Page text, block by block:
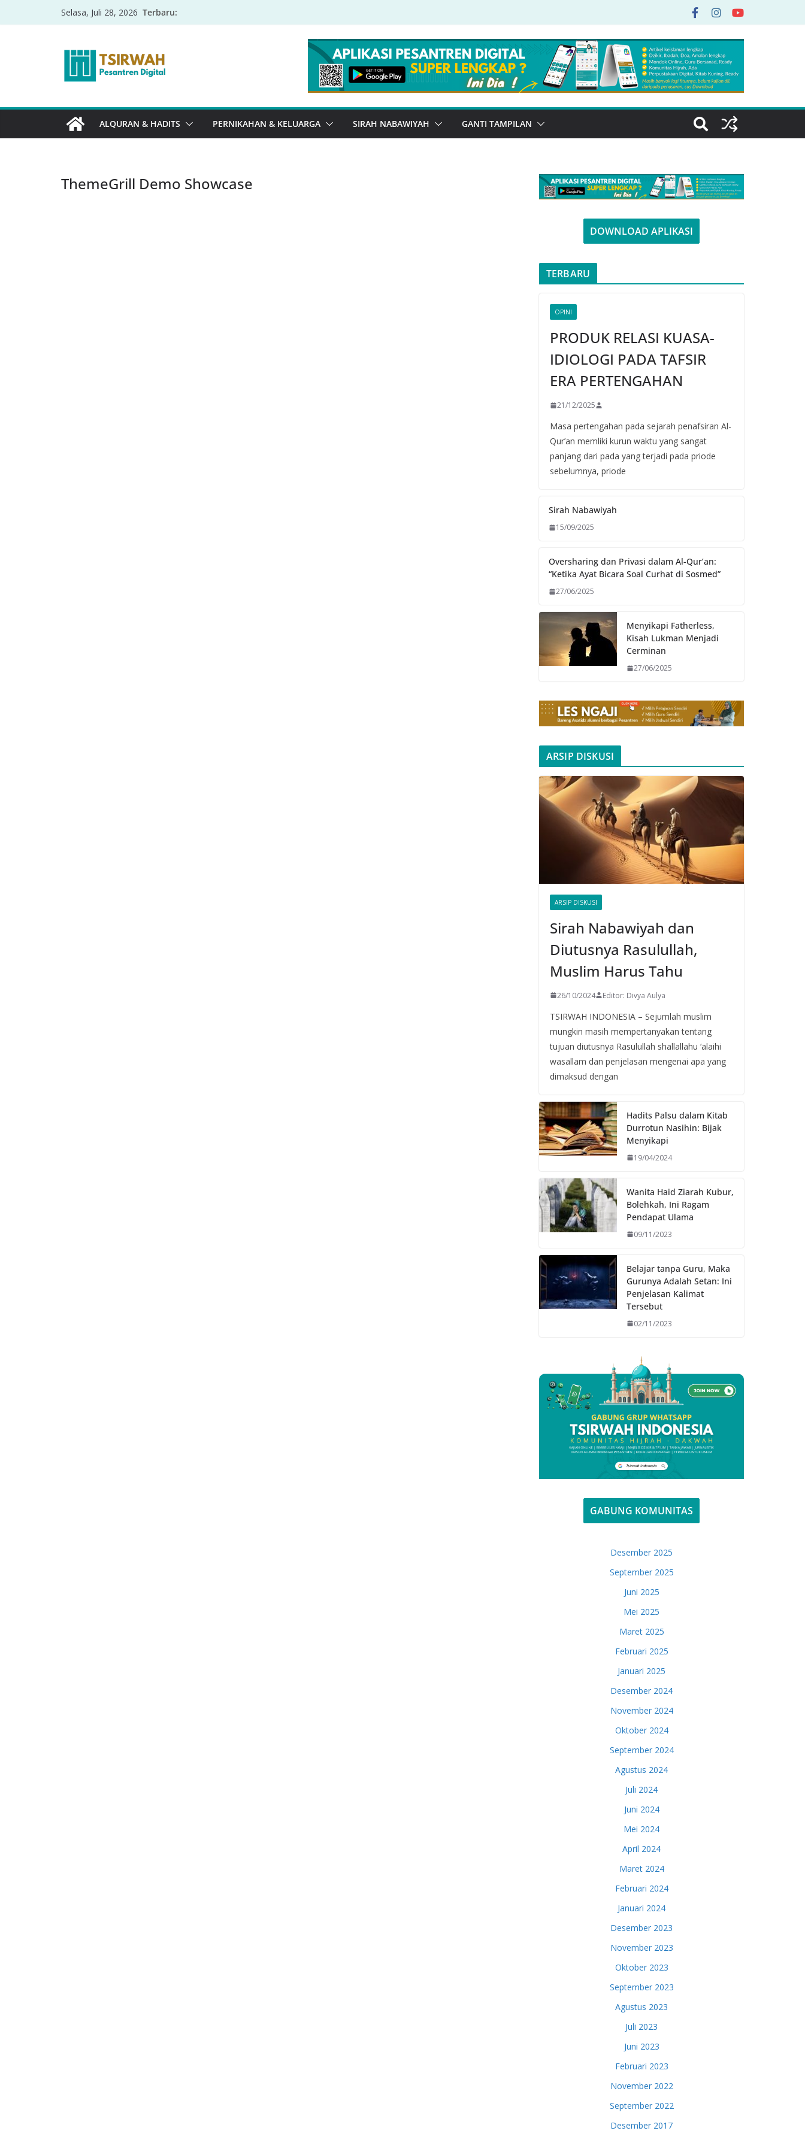
Selasa, Juli 28, 2026 Terbaru:
ALQURAN & HADITS PERNIKAHAN & KELUARGA SIRAH NABAWIYAH GANTI TAMPILAN
ThemeGrill Demo Showcase
DOWNLOAD APLIKASI
TERBARU
OPINI
PRODUK RELASI KUASA-
IDIOLOGI PADA TAFSIR
ERA PERTENGAHAN
21/12/2025
Masa pertengahan pada sejarah penafsiran Al-
Qur’an memliki kurun waktu yang sangat
panjang dari pada yang terjadi pada priode
sebelumnya, priode
Sirah Nabawiyah
15/09/2025
Oversharing dan Privasi dalam Al-Qur’an:
“Ketika Ayat Bicara Soal Curhat di Sosmed”
27/06/2025
Menyikapi Fatherless,
Kisah Lukman Menjadi
Cerminan
27/06/2025
ARSIP DISKUSI
ARSIP DISKUSI
Sirah Nabawiyah dan
Diutusnya Rasulullah,
Muslim Harus Tahu
26/10/2024 Editor: Divya Aulya
TSIRWAH INDONESIA – Sejumlah muslim
mungkin masih mempertanyakan tentang
tujuan diutusnya Rasulullah shallallahu ‘alaihi
wasallam dan penjelasan mengenai apa yang
dimaksud dengan
Hadits Palsu dalam Kitab
Durrotun Nasihin: Bijak
Menyikapi
19/04/2024
Wanita Haid Ziarah Kubur,
Bolehkah, Ini Ragam
Pendapat Ulama
09/11/2023
Belajar tanpa Guru, Maka
Gurunya Adalah Setan: Ini
Penjelasan Kalimat
Tersebut
02/11/2023
GABUNG KOMUNITAS
Desember 2025
September 2025
Juni 2025
Mei 2025
Maret 2025
Februari 2025
Januari 2025
Desember 2024
November 2024
Oktober 2024
September 2024
Agustus 2024
Juli 2024
Juni 2024
Mei 2024
April 2024
Maret 2024
Februari 2024
Januari 2024
Desember 2023
November 2023
Oktober 2023
September 2023
Agustus 2023
Juli 2023
Juni 2023
Februari 2023
November 2022
September 2022
Desember 2017